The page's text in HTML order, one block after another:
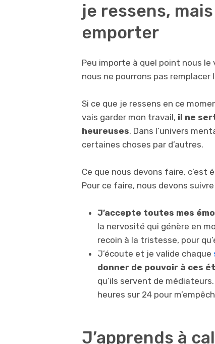
je ressens,
emporter
Peu importe à quel point nous le
nous ne pourrons pas remplacer
Si ce que je ressens en ce
vais garder mon travail, il ne
heureuses. Dans l’univers
certaines choses par d’autres.
Ce que nous devons faire,
Pour ce faire, nous devons
J’accepte toutes mes
la nervosité qui génère en
recoin à la tristesse, pour
J’écoute et je valide chaque
donner de pouvoir à ces
qu’ils servent de
heures sur 24 pour
J’apprends à